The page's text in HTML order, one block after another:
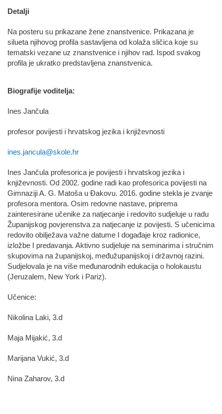
Detalji
Na posteru su prikazane žene znanstvenice. Prikazana je
silueta njihovog profila sastavljena od kolaža sličica koje su
tematski vezane uz znanstvenice i njihov rad. Ispod svakog
profila je ukratko predstavljena znanstvenica.
Biografije voditelja:
Ines Jančula
profesor povijesti i hrvatskog jezika i književnosti
ines.jancula@skole.hr
Ines Jančula profesorica je povijesti i hrvatskog jezika i
književnosti. Od 2002. godine radi kao profesorica povijesti na
Gimnaziji A. G. Matoša u Đakovu. 2016. godine stekla je zvanje
profesora mentora. Osim redovne nastave, priprema
zainteresirane učenike za natjecanje i redovito sudjeluje u radu
Županijskog povjerenstva za natjecanje iz povijesti. S učenicima
redovito obilježava važne datume I događaje kroz radionice,
izložbe I predavanja. Aktivno sudjeluje na seminarima i stručnim
skupovima na županijskoj, međužupanijskoj i državnoj razini.
Sudjelovala je na više međunarodnih edukacija o holokaustu
(Jeruzalem, New York i Pariz).
Učenice:
Nikolina Laki, 3.d
Maja Mijakić, 3.d
Marijana Vukić, 3.d
Nina Zaharov, 3.d